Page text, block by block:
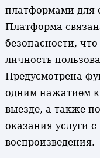
платформами для
Платформа
безопасности,
личность
Предусмотрена
одним нажатием
выезде, а также
оказания услуги
воспроизведения.